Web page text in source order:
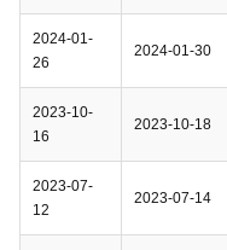
2024-01-
26
2024-01-30
2023-10-
16
2023-10-18
2023-07-
12
2023-07-14